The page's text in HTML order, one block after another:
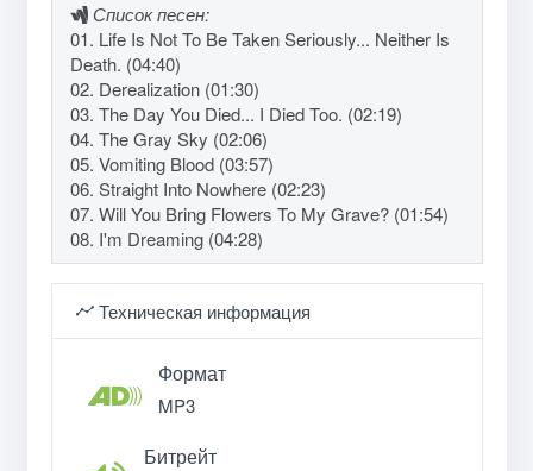
Список песен:
01. Life Is Not To Be Taken Seriously... Neither Is
Death. (04:40)
02. Derealization (01:30)
03. The Day You Died... I Died Too. (02:19)
04. The Gray Sky (02:06)
05. Vomiting Blood (03:57)
06. Straight Into Nowhere (02:23)
07. Will You Bring Flowers To My Grave? (01:54)
08. I'm Dreaming (04:28)
Техническая информация
Формат
MP3
Битрейт